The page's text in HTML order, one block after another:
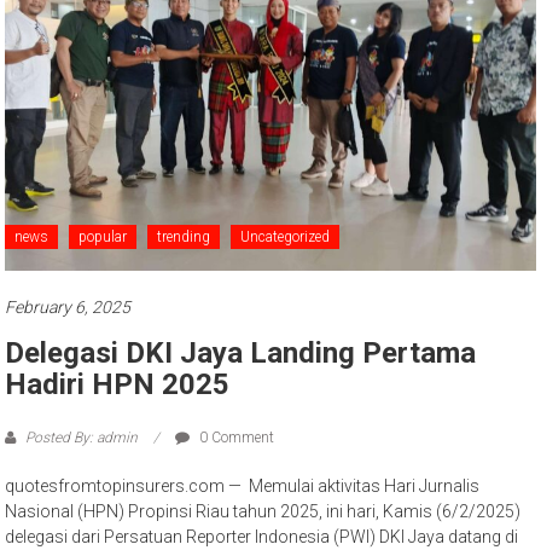
news popular trending Uncategorized
February 6, 2025
Delegasi DKI Jaya Landing Pertama
Hadiri HPN 2025
Posted By: admin 0 Comment
quotesfromtopinsurers.com — Memulai aktivitas Hari Jurnalis
Nasional (HPN) Propinsi Riau tahun 2025, ini hari, Kamis (6/2/2025)
delegasi dari Persatuan Reporter Indonesia (PWI) DKI Jaya datang di